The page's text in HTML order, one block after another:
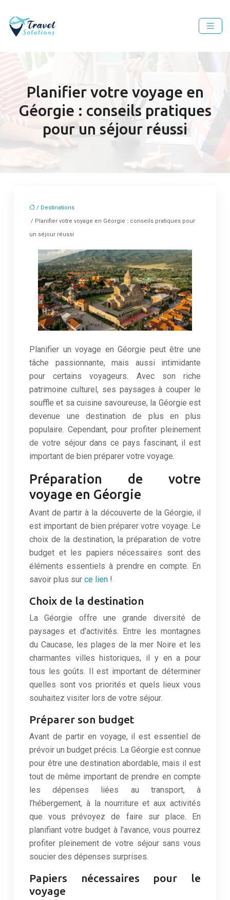
Planifier votre voyage en
Géorgie : conseils pratiques
pour un séjour réussi
/ Destinations
/ Planifier votre voyage en Géorgie : conseils pratiques pour
un séjour réussi
Planifier un voyage en Géorgie peut être une
tâche passionnante, mais aussi intimidante
pour certains voyageurs. Avec son riche
patrimoine culturel, ses paysages à couper le
souffle et sa cuisine savoureuse, la Géorgie est
devenue une destination de plus en plus
populaire. Cependant, pour profiter pleinement
de votre séjour dans ce pays fascinant, il est
important de bien préparer votre voyage.
Préparation de votre
voyage en Géorgie
Avant de partir à la découverte de la Géorgie, il
est important de bien préparer votre voyage. Le
choix de la destination, la préparation de votre
budget et les papiers nécessaires sont des
éléments essentiels à prendre en compte. En
savoir plus sur ce lien !
Choix de la destination
La Géorgie offre une grande diversité de
paysages et d’activités. Entre les montagnes
du Caucase, les plages de la mer Noire et les
charmantes villes historiques, il y en a pour
tous les goûts. Il est important de déterminer
quelles sont vos priorités et quels lieux vous
souhaitez visiter lors de votre séjour.
Préparer son budget
Avant de partir en voyage, il est essentiel de
prévoir un budget précis. La Géorgie est connue
pour être une destination abordable, mais il est
tout de même important de prendre en compte
les dépenses liées au transport, à
l’hébergement, à la nourriture et aux activités
que vous prévoyez de faire sur place. En
planifiant votre budget à l’avance, vous pourrez
profiter pleinement de votre séjour sans vous
soucier des dépenses surprises.
Papiers nécessaires pour le
voyage